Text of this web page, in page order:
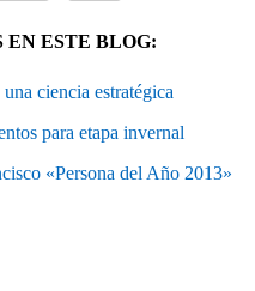
EN ESTE BLOG:
ciencia estratégica
para etapa invernal
«Persona del Año 2013»